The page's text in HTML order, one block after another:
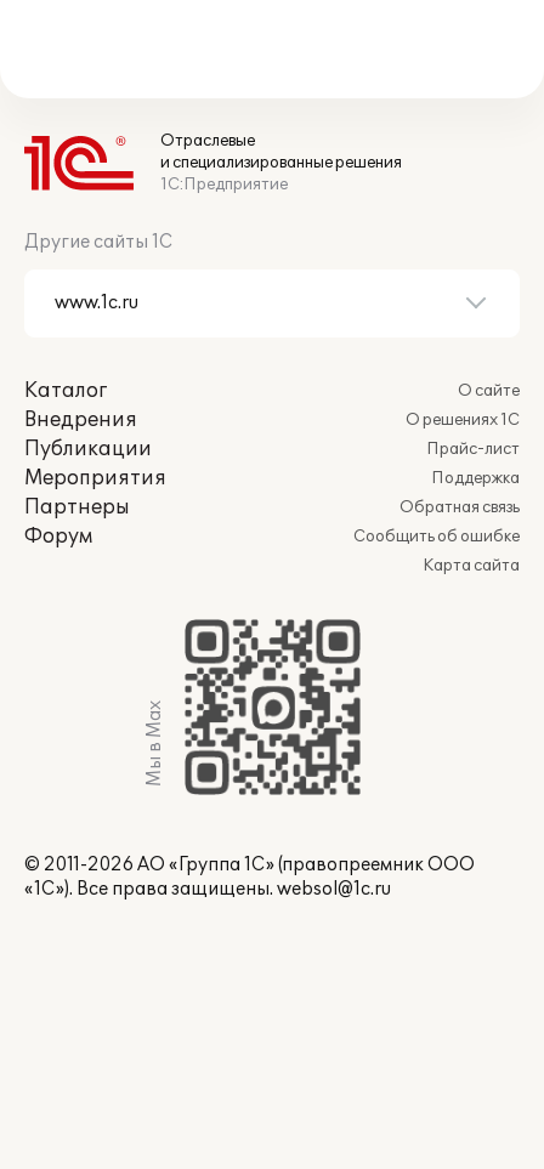
Отраслевые
и специализированные решения
1С:Предприятие
Другие сайты 1С
Каталог
Внедрения
Публикации
Мероприятия
Партнеры
Форум
О сайте
О решениях 1С
Прайс-лист
Поддержка
Обратная связь
Сообщить об ошибке
Карта сайта
Мы в Max
© 2011-2026 АО «Группа 1С» (правопреемник ООО
«1С»). Все права защищены. websol@1c.ru